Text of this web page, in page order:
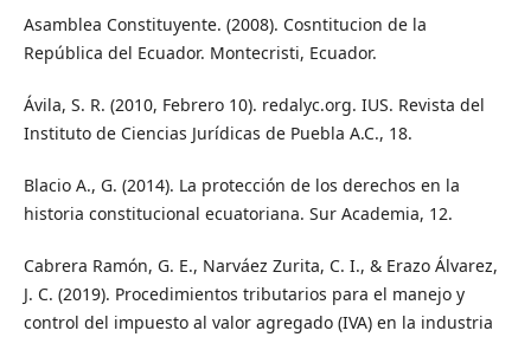
Asamblea Constituyente. (2008). Cosntitucion de la
República del Ecuador. Montecristi, Ecuador.
Ávila, S. R. (2010, Febrero 10). redalyc.org. IUS. Revista del
Instituto de Ciencias Jurídicas de Puebla A.C., 18.
Blacio A., G. (2014). La protección de los derechos en la
historia constitucional ecuatoriana. Sur Academia, 12.
Cabrera Ramón, G. E., Narváez Zurita, C. I., & Erazo Álvarez,
J. C. (2019). Procedimientos tributarios para el manejo y
control del impuesto al valor agregado (IVA) en la industria